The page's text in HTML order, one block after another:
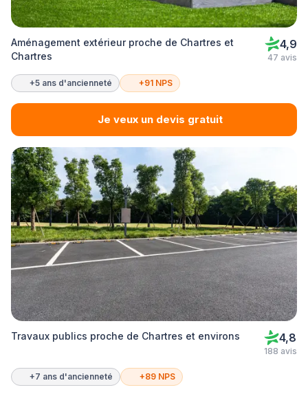
Aménagement extérieur proche de Chartres et
Chartres
4,9
47 avis
+5 ans d'ancienneté +91 NPS
Je veux un devis gratuit
Travaux publics proche de Chartres et environs 4,8
188 avis
+7 ans d'ancienneté +89 NPS